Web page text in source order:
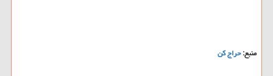
منبع:حراج كن